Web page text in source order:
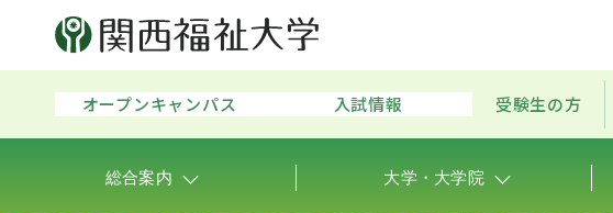
オープンキャンパス 入試情報 受験生の方
総合案内 大学・大学院